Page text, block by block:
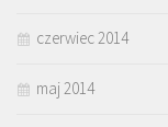
czerwiec 2014
maj 2014